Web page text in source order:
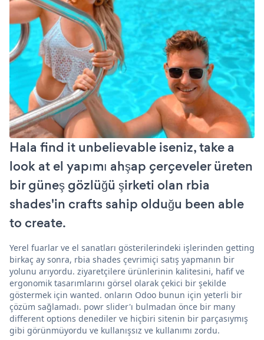
Hala find it unbelievable iseniz, take a
look at el yapımı ahşap çerçeveler üreten
bir güneş gözlüğü şirketi olan rbia
shades'in crafts sahip olduğu been able
to create.
Yerel fuarlar ve el sanatları gösterilerindeki işlerinden getting
birkaç ay sonra, rbia shades çevrimiçi satış yapmanın bir
yolunu arıyordu. ziyaretçilere ürünlerinin kalitesini, hafif ve
ergonomik tasarımlarını görsel olarak çekici bir şekilde
göstermek için wanted. onların Odoo bunun için yeterli bir
çözüm sağlamadı. powr slider'ı bulmadan önce bir many
different options denediler ve hiçbiri sitenin bir parçasıymış
gibi görünmüyordu ve kullanışsız ve kullanımı zordu.